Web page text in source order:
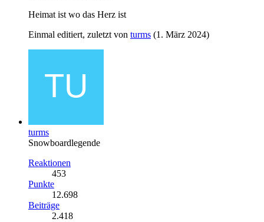
Heimat ist wo das Herz ist
Einmal editiert, zuletzt von turms (1. März 2024)
turms
Snowboardlegende
Reaktionen
453
Punkte
12.698
Beiträge
2.418